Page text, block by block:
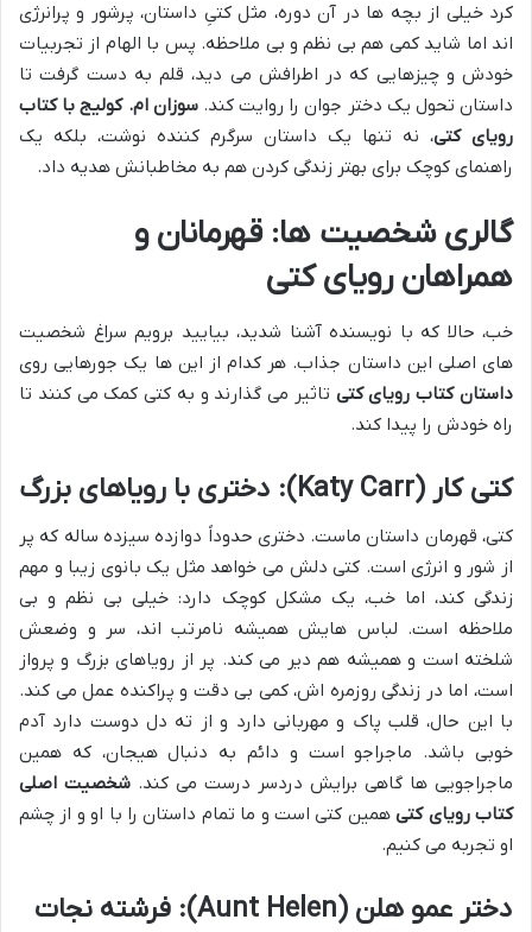
کرد خیلی از بچه ها در آن دوره، مثل کتیِ داستان، پرشور و پرانرژی
اند اما شاید کمی هم بی نظم و بی ملاحظه. پس با الهام از تجربیات
خودش و چیزهایی که در اطرافش می دید، قلم به دست گرفت تا
داستان تحول یک دختر جوان را روایت کند.سوزان ام. کولیج با کتاب
رویای کتی، نه تنها یک داستان سرگرم کننده نوشت، بلکه یک
راهنمای کوچک برای بهتر زندگی کردن هم به مخاطبانش هدیه داد.
گالری شخصیت ها: قهرمانان و
همراهان رویای کتی
خب، حالا که با نویسنده آشنا شدید، بیایید برویم سراغ شخصیت
های اصلی این داستان جذاب. هر کدام از این ها یک جورهایی روی
داستان کتاب رویای کتی تاثیر می گذارند و به کتی کمک می کنند تا
راه خودش را پیدا کند.
کتی کار (Katy Carr): دختری با رویاهای بزرگ
کتی، قهرمان داستان ماست. دختری حدوداً دوازده سیزده ساله که پر
از شور و انرژی است. کتی دلش می خواهد مثل یک بانوی زیبا و مهم
زندگی کند، اما خب، یک مشکل کوچک دارد: خیلی بی نظم و بی
ملاحظه است. لباس هایش همیشه نامرتب اند، سر و وضعش
شلخته است و همیشه هم دیر می کند. پر از رویاهای بزرگ و پرواز
است، اما در زندگی روزمره اش، کمی بی دقت و پراکنده عمل می کند.
با این حال، قلب پاک و مهربانی دارد و از ته دل دوست دارد آدم
خوبی باشد. ماجراجو است و دائم به دنبال هیجان، که همین
ماجراجویی ها گاهی برایش دردسر درست می کند. شخصیت اصلی
کتاب رویای کتیهمین کتی است و ما تمام داستان را با او و از چشم
او تجربه می کنیم.
دختر عمو هلن (Aunt Helen): فرشته نجات